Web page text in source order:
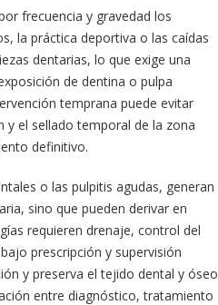
frecuencia y gravedad los
la práctica deportiva o las caídas
dentarias, lo que exige una
de dentina o pulpa
temprana puede evitar
el sellado temporal de la zona
definitivo.
o las pulpitis agudas, generan
sino que pueden derivar en
requieren drenaje, control del
prescripción y supervisión
y preserva el tejido dental y óseo
entre diagnóstico, tratamiento